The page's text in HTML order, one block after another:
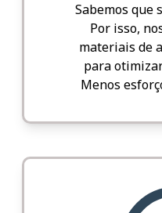
Sabemos que
Por isso,
materiais de
para
Menos